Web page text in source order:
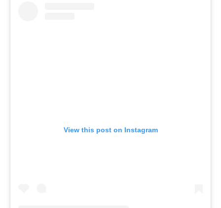
View this post on Instagram